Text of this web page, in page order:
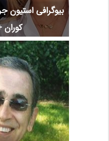
بیوگرافی
کوران